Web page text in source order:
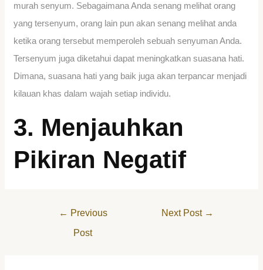
murah senyum. Sebagaimana Anda senang melihat orang
yang tersenyum, orang lain pun akan senang melihat anda
ketika orang tersebut memperoleh sebuah senyuman Anda.
Tersenyum juga diketahui dapat meningkatkan suasana hati.
Dimana, suasana hati yang baik juga akan terpancar menjadi
kilauan khas dalam wajah setiap individu.
3. Menjauhkan
Pikiran Negatif
← Previous
Post
Next Post →